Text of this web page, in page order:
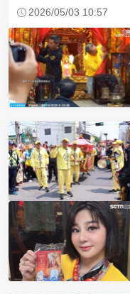
2026/05/03 10:57